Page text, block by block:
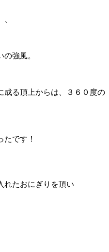
強風。
成る頂上からは、３６０度の
たです！
れたおにぎりを頂い